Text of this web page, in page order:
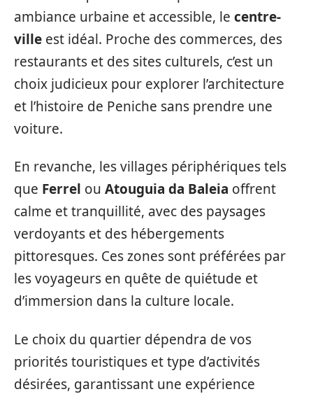
ambiance urbaine et accessible, le centre-
ville est idéal. Proche des commerces, des
restaurants et des sites culturels, c’est un
choix judicieux pour explorer l’architecture
et l’histoire de Peniche sans prendre une
voiture.
En revanche, les villages périphériques tels
que Ferrel ou Atouguia da Baleia offrent
calme et tranquillité, avec des paysages
verdoyants et des hébergements
pittoresques. Ces zones sont préférées par
les voyageurs en quête de quiétude et
d’immersion dans la culture locale.
Le choix du quartier dépendra de vos
priorités touristiques et type d’activités
désirées, garantissant une expérience